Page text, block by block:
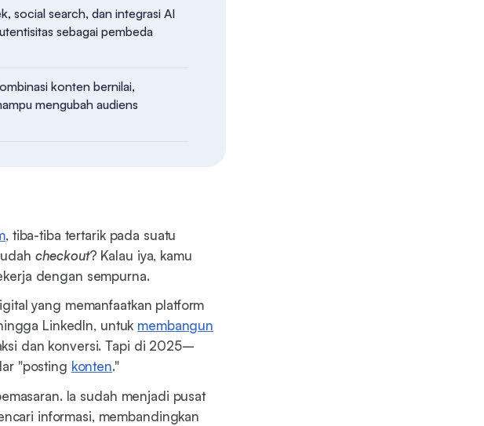
social search, dan integrasi AI
sebagai pembeda
konten bernilai,
mengubah audiens
, tiba-tiba tertarik pada suatu
checkout? Kalau iya, kamu
dengan sempurna.
yang memanfaatkan platform
LinkedIn, untuk membangun
dan konversi. Tapi di 2025–
"posting konten."
Ia sudah menjadi pusat
informasi, membandingkan